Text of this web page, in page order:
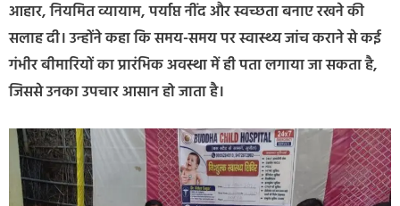
आहार, नियमित व्यायाम, पर्याप्त नींद और स्वच्छता बनाए रखने की
सलाह दी। उन्होंने कहा कि समय-समय पर स्वास्थ्य जांच कराने से कई
गंभीर बीमारियों का प्रारंभिक अवस्था में ही पता लगाया जा सकता है,
जिससे उनका उपचार आसान हो जाता है।